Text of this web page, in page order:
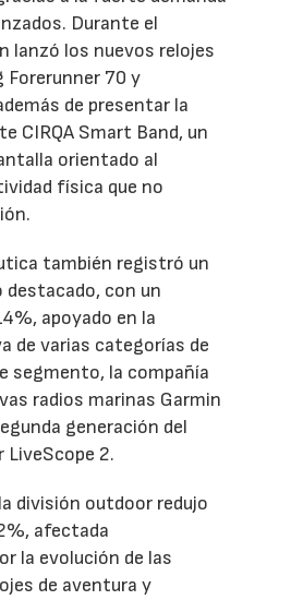
Durante el
lanzó los nuevos relojes
Forerunner 70 y
de presentar la
CIRQA Smart Band, un
orientado al
física que no
también registró un
con un
apoyado en la
de varias categorías de
segmento, la compañía
radios marinas Garmin
generación del
LiveScope 2.
división outdoor redujo
afectada
la evolución de las
de aventura y